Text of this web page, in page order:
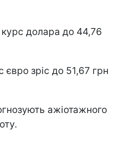
долара до 44,76
євро зріс до 51,67 грн
ажіотажного